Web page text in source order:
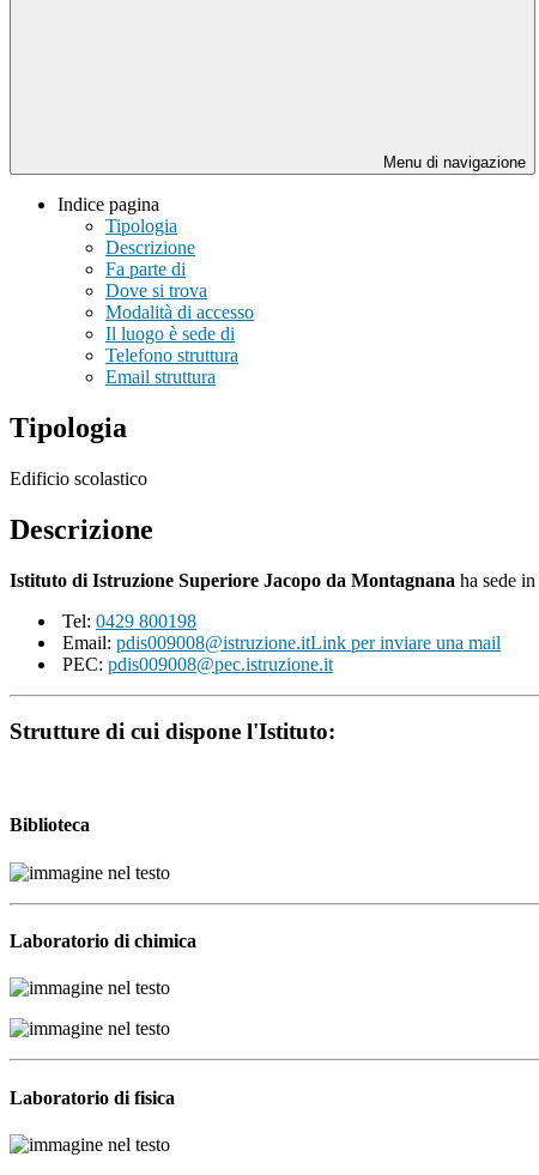
Menu di navigazione
Indice pagina
Tipologia
Descrizione
Fa parte di
Dove si trova
Modalità di accesso
Il luogo è sede di
Telefono struttura
Email struttura
Tipologia
Edificio scolastico
Descrizione
Istituto di Istruzione Superiore Jacopo da Montagnana ha sede in
Tel: 0429 800198
Email: pdis009008@istruzione.itLink per inviare una mail
PEC: pdis009008@pec.istruzione.it
Strutture di cui dispone l'Istituto:
Biblioteca
Laboratorio di chimica
Laboratorio di fisica